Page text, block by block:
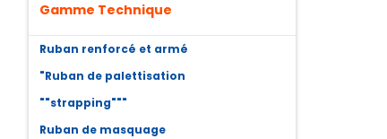
Gamme Technique
Ruban renforcé et armé
"Ruban de palettisation
""strapping"""
Ruban de masquage